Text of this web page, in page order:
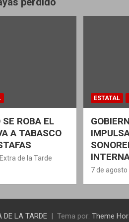
SE ROBA EL
A TABASCO
Extra de la Tarde
ESTATAL
7 de agosto
DE LA TARDE Tema por: Theme